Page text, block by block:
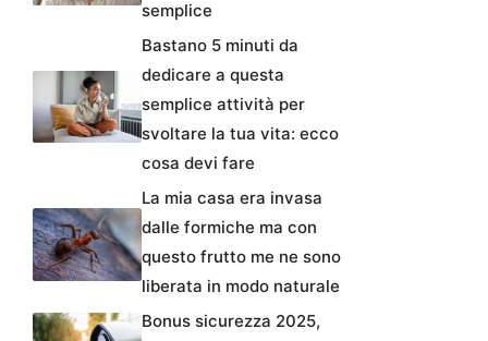
semplice
Bastano 5 minuti da
dedicare a questa
semplice attività per
svoltare la tua vita: ecco
cosa devi fare
La mia casa era invasa
dalle formiche ma con
questo frutto me ne sono
liberata in modo naturale
Bonus sicurezza 2025,